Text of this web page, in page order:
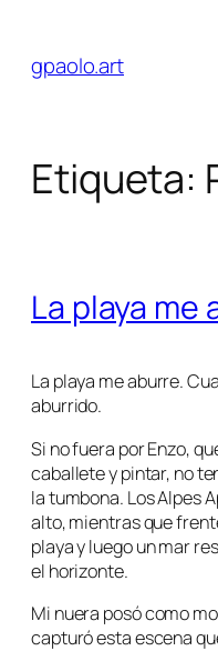
contenido
gpaolo.art
Etiqueta:
La playa me
La playa me aburre.
aburrido.
Si no fuera por Enzo,
caballete y pintar, no
la tumbona. Los Alpes
alto, mientras que
playa y luego un mar
el horizonte.
Mi nuera posó como
capturó esta escena